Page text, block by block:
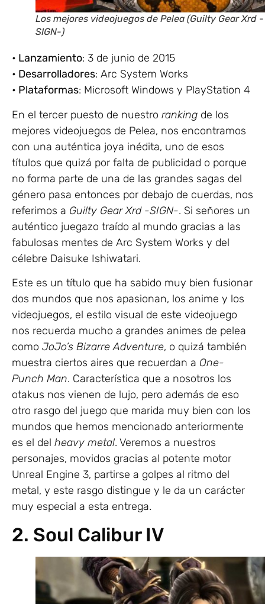
Los mejores videojuegos de Pelea (Guilty Gear Xrd -
SIGN-)
• Lanzamiento: 3 de junio de 2015
• Desarrolladores: Arc System Works
• Plataformas: Microsoft Windows y PlayStation 4
En el tercer puesto de nuestro ranking de los
mejores videojuegos de Pelea, nos encontramos
con una auténtica joya inédita, uno de esos
títulos que quizá por falta de publicidad o porque
no forma parte de una de las grandes sagas del
género pasa entonces por debajo de cuerdas, nos
referimos a Guilty Gear Xrd -SIGN-. Si señores un
auténtico juegazo traído al mundo gracias a las
fabulosas mentes de Arc System Works y del
célebre Daisuke Ishiwatari.
Este es un título que ha sabido muy bien fusionar
dos mundos que nos apasionan, los anime y los
videojuegos, el estilo visual de este videojuego
nos recuerda mucho a grandes animes de pelea
como JoJo’s Bizarre Adventure, o quizá también
muestra ciertos aires que recuerdan a One-
Punch Man. Característica que a nosotros los
otakus nos vienen de lujo, pero además de eso
otro rasgo del juego que marida muy bien con los
mundos que hemos mencionado anteriormente
es el del heavy metal. Veremos a nuestros
personajes, movidos gracias al potente motor
Unreal Engine 3, partirse a golpes al ritmo del
metal, y este rasgo distingue y le da un carácter
muy especial a esta entrega.
2. Soul Calibur IV